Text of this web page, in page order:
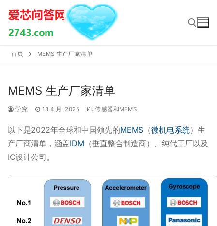
Skip
content
首页 MEMS 生产厂家清单
MEMS 生产厂家清单
学究 18 4 月, 2025 传感器和MEMS
以下是2022年全球和中国领先的MEMS （微机电系统）生
产厂商清单，涵盖IDM （垂直整合制造商）、纯代工厂以及
IC设计公司。